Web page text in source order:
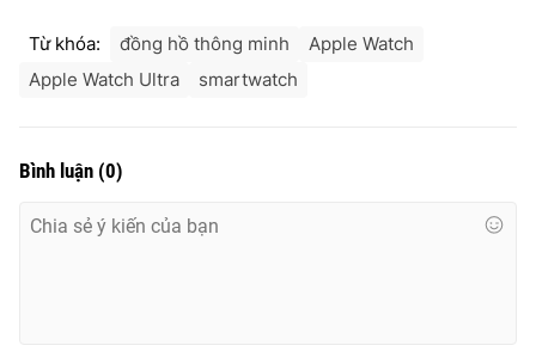
Từ khóa: đồng hồ thông minh
Apple Watch
Apple Watch Ultra
smartwatch
Bình luận (0)